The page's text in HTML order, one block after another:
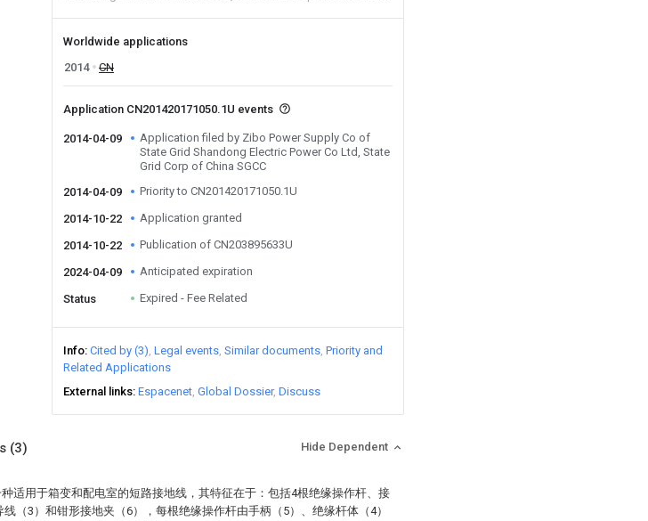
Worldwide applications
2014
CN
Application CN201420171050.1U events
2014-04-09
Application filed by Zibo Power Supply Co of
State Grid Shandong Electric Power Co Ltd, State
Grid Corp of China SGCC
2014-04-09
Priority to CN201420171050.1U
2014-10-22 Application granted
2014-10-22 Publication of CN203895633U
2024-04-09 Anticipated expiration
Status Expired - Fee Related
Info Cited by (3) Legal events Similar documents Priority and
Related Applications
External links Espacenet Global Dossier Discuss
(3) Hide Dependent
种适用于箱变和配电室的短路接地线，其特征在于：包括4根绝缘操作杆、接
线（3）和钳形接地夹（6），每根绝缘操作杆由手柄（5）、绝缘杆体（4）